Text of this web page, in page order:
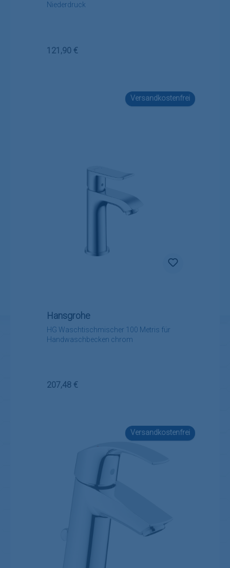
Niederdruck
Regulärer Preis:
121,90 €
Versandkostenfrei
HG Waschtischmischer 100 Metris für
Handwaschbecken chrom
Hansgrohe
Regulärer Preis:
207,48 €
Versandkostenfrei